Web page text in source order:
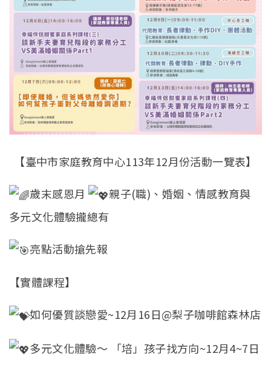
【臺中市家庭教育中心113年12月份活動一覽表】
歲末感恩月
親子(職)、婚姻、情感教育與
多元文化體驗攏總有
亮點活動搶先報
【實體課程】
如何優質談戀愛~12月16日@梨子咖啡館森林店
多元文化體驗～ 「培」孩子找方向~12月4~7日